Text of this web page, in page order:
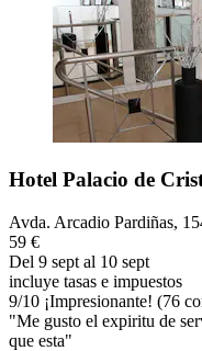
Hotel Palacio de
Avda. Arcadio Pardiñas,
59 €
Del 9 sept al 10 sept
incluye tasas e impuestos
9/10 ¡Impresionante! (76
"Me gusto el expiritu de
que esta"